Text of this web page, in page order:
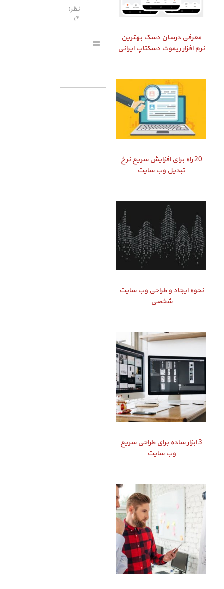
معرفی درسان دسک بهترین
نرم افزار ریموت دسکتاپ ایرانی
20 راه برای افزایش سریع نرخ
تبدیل وب سایت
نحوه ایجاد و طراحی وب سایت
شخصی
3 ابزار ساده برای طراحی سریع
وب سایت